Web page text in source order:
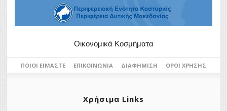
Οικονομικά Κοσμήματα
ΠΟΙΟΙ ΕΊΜΑΣΤΕ ΕΠΙΚΟΙΝΩΝΊΑ ΔΙΑΦΉΜΙΣΗ ΌΡΟΙ ΧΡΉΣΗΣ
Χρήσιμα Links